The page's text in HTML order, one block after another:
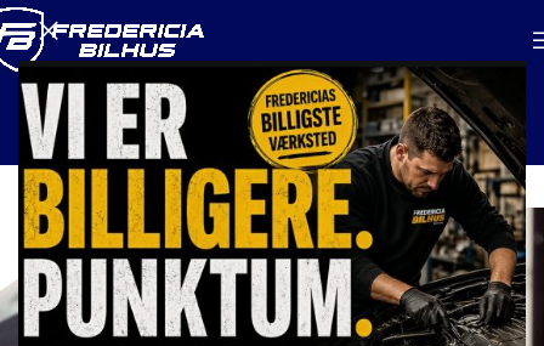
Synstjek
Forside/Synstjek